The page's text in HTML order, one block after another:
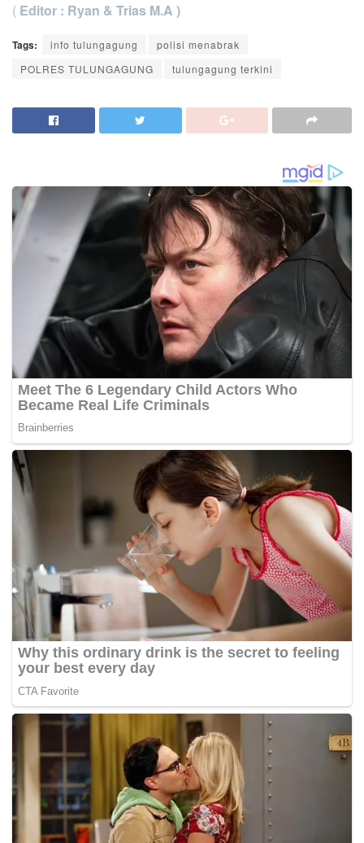
( Editor : Ryan & Trias M.A )
Tags: info tulungagung
polisi menabrak
POLRES TULUNGAGUNG
tulungagung terkini